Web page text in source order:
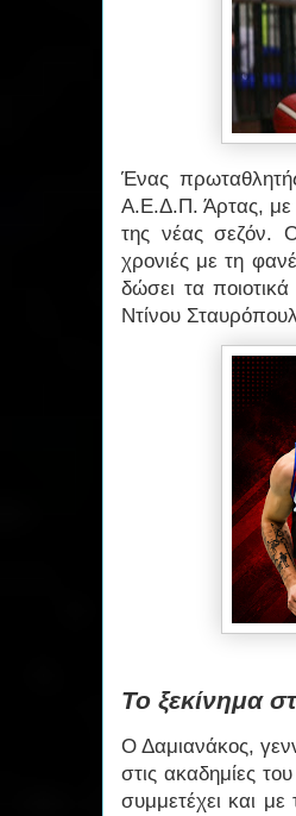
Ένας
Α.Ε.Δ.Π. Άρτας, με
της νέας σεζόν.
χρονιές με τη
δώσει τα
Ντίνου
Το ξεκίνημα
Ο Δαμιανάκος,
στις ακαδημίες
συμμετέχει και